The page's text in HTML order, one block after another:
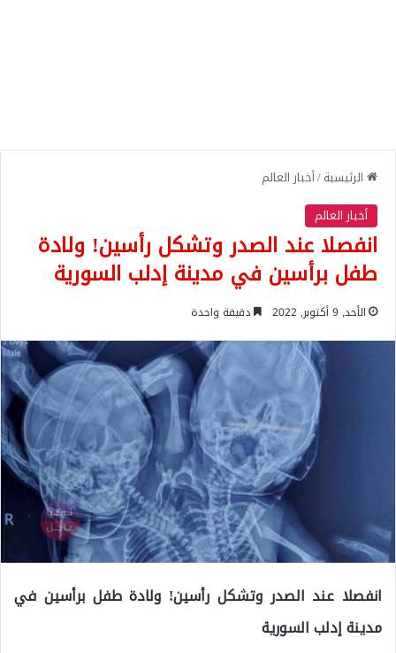
الرئيسية/أخبار العالم
أخبار العالم
انفصلا عند الصدر وتشكل رأسين! ولادة
طفل برأسين في مدينة إدلب السورية
الأحد, 9 أكتوبر, 2022 دقيقة واحدة
انفصلا عند الصدر وتشكل رأسين! ولادة طفل برأسين في
مدينة إدلب السورية